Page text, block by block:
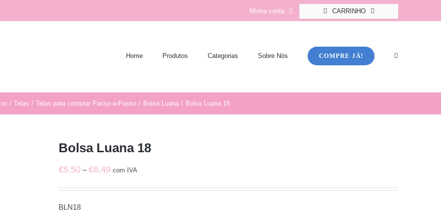
Minha conta CARRINHO
Home Produtos Categorias Sobre Nós COMPRE JÁ!
/ Telas / Telas para costurar Passo-a-Passo / Bolsa Luana / Bolsa Luana 18
Bolsa Luana 18
€5,50 – €6,49 Price
com IVA
BLN18